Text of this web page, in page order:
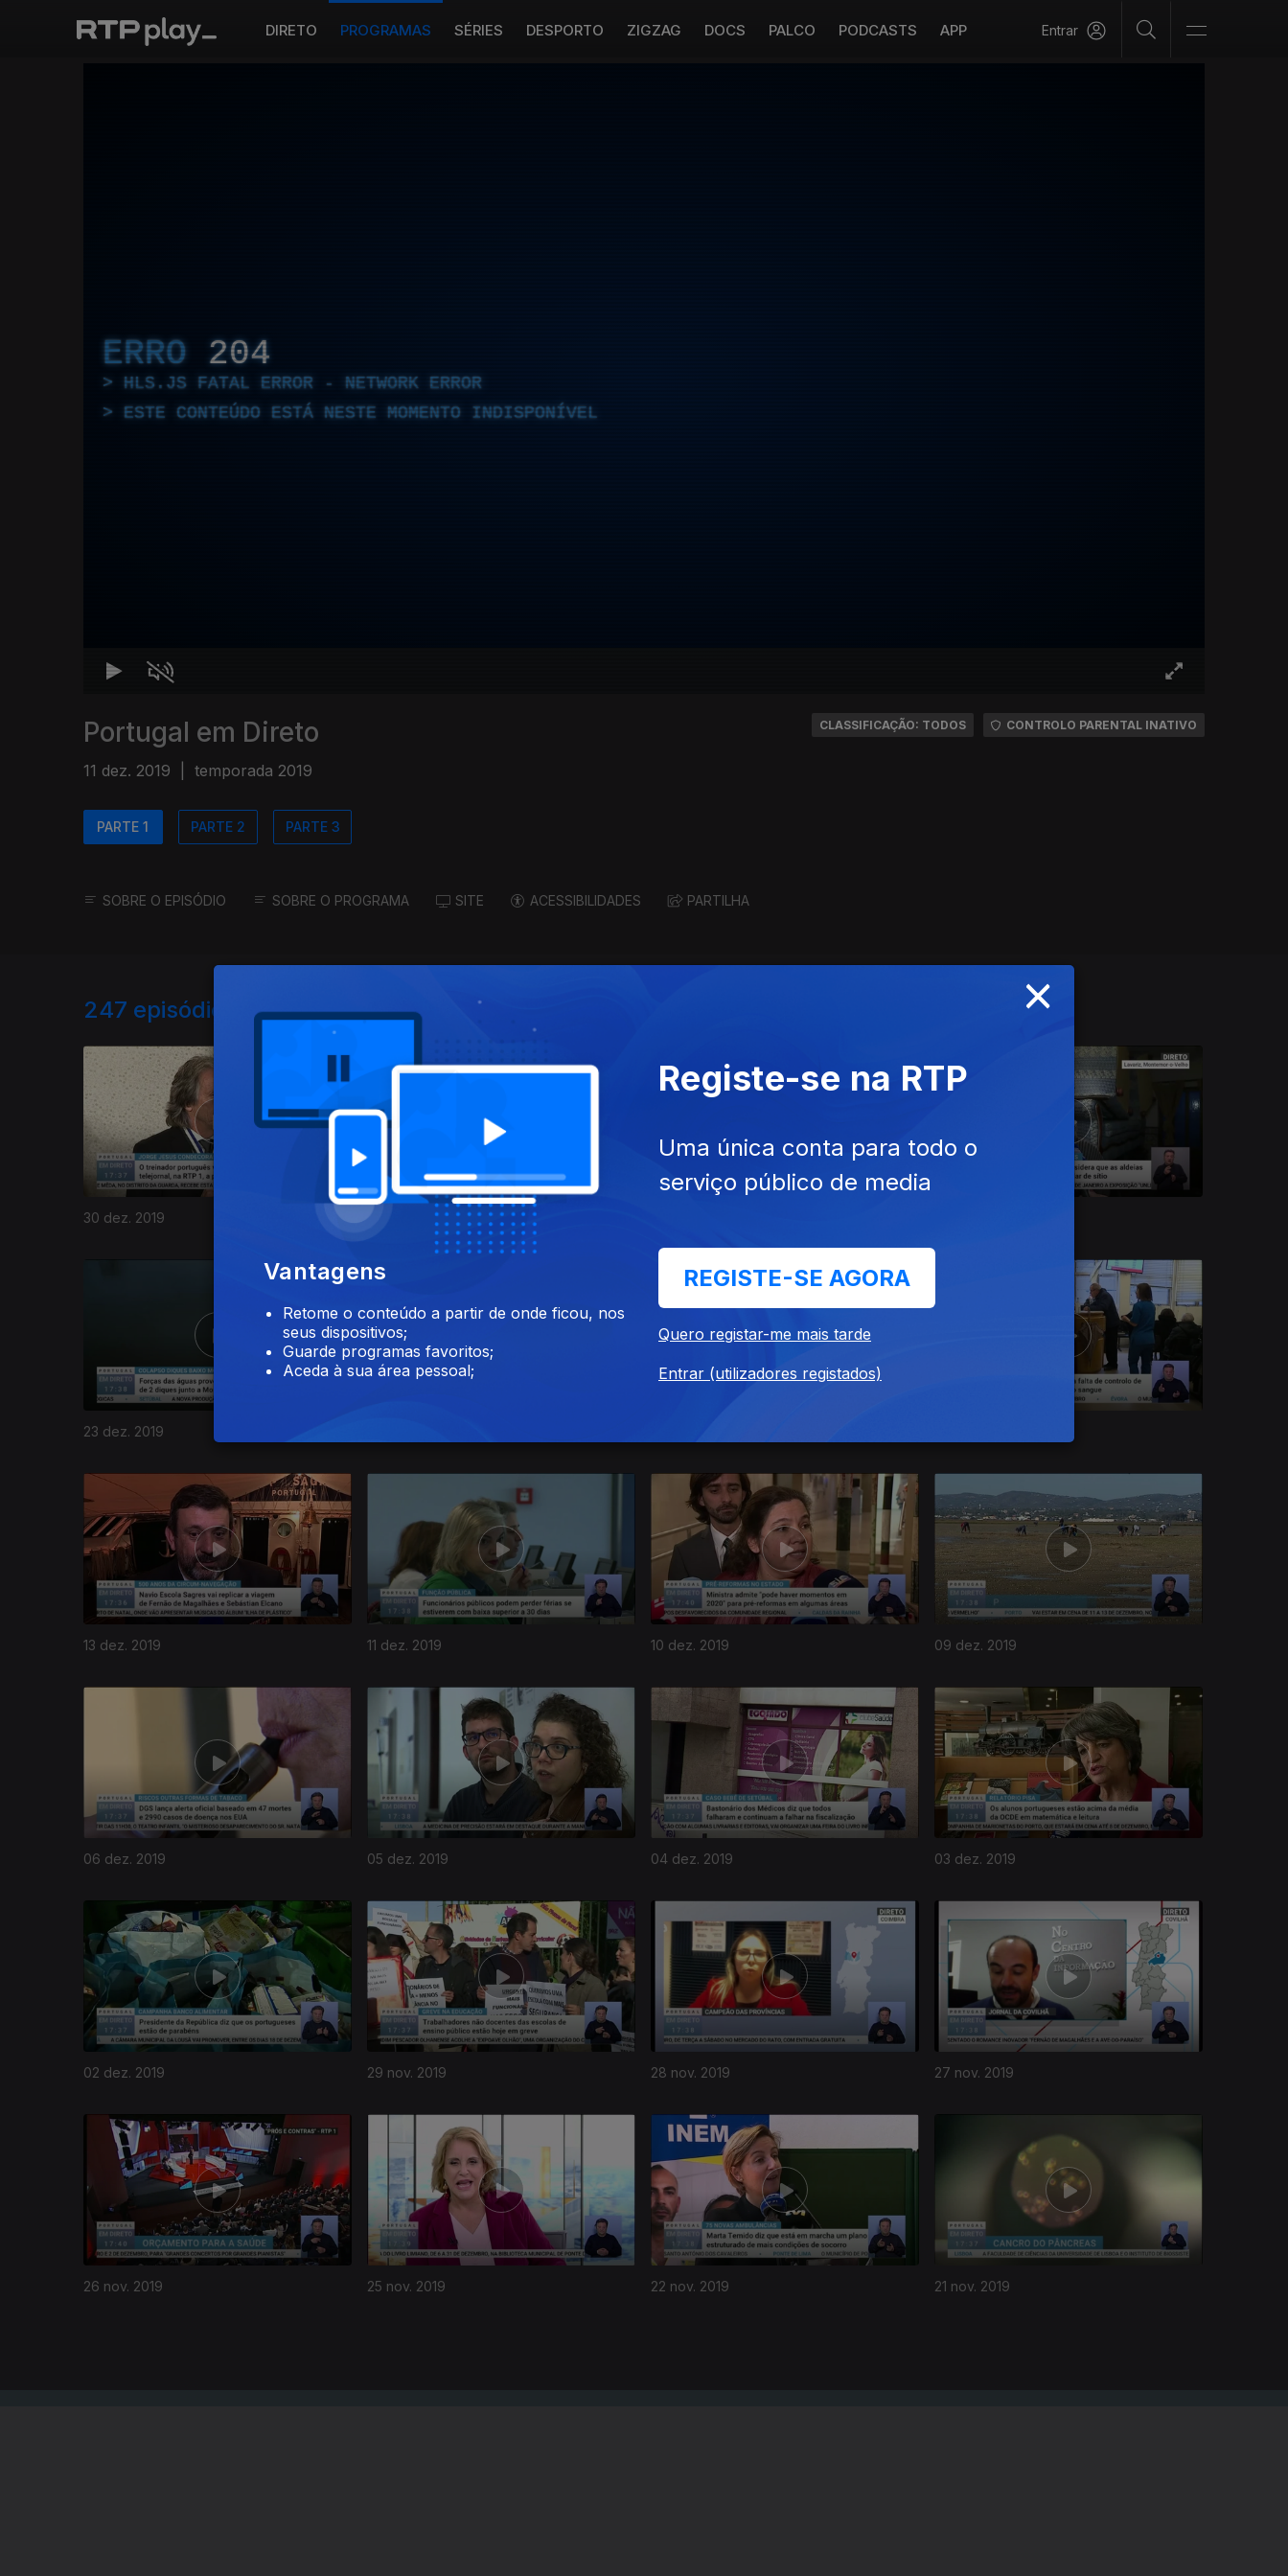
DIRETO PROGRAMAS SÉRIES DESPORTO ZIGZAG DOCS PALCO PODCASTS APP Entrar
ERRO 204
HLS.JS FATAL ERROR - NETWORK ERROR
ESTE CONTEÚDO ESTÁ NESTE MOMENTO INDISPONÍVEL
Portugal em Direto
11 dez. 2019 temporada 2019
CLASSIFICAÇÃO: TODOS CONTROLO PARENTAL INATIVO
PARTE 1 PARTE 2 PARTE 3
SOBRE O EPISÓDIO SOBRE O PROGRAMA SITE ACESSIBILIDADES PARTILHA
247 episódios disponíveis
30 dez. 2019 27 dez. 2019
23 dez. 2019
13 dez. 2019 11 dez. 2019 10 dez. 2019 09 dez. 2019
06 dez. 2019 05 dez. 2019 04 dez. 2019 03 dez. 2019
02 dez. 2019 29 nov. 2019 28 nov. 2019 27 nov. 2019
26 nov. 2019 25 nov. 2019 22 nov. 2019 21 nov. 2019
440213
×
Vantagens
Retome o conteúdo a partir de onde ficou, nos
seus dispositivos;
Guarde programas favoritos;
Aceda à sua área pessoal;
Registe-se na RTP
Uma única conta para todo o
serviço público de media
REGISTE-SE AGORA
Quero registar-me mais tarde
Entrar (utilizadores registados)